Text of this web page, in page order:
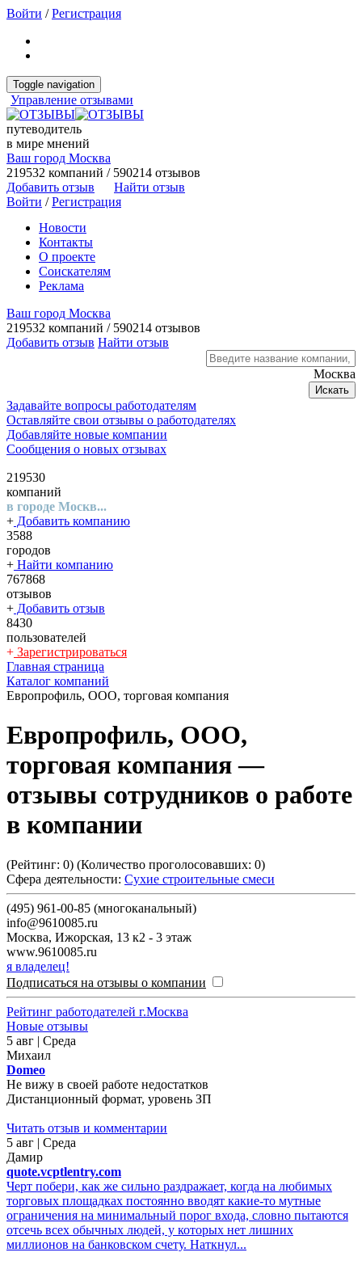
Войти /Регистрация
Toggle navigation
Управление отзывами
путеводитель
в мире мнений
Ваш город Москва
219532 компаний / 590214 отзывов
Добавить отзыв
Найти отзыв
Войти /Регистрация
Новости
Контакты
О проекте
Соискателям
Реклама
Ваш город Москва
219532 компаний / 590214 отзывов
Добавить отзыв Найти отзыв
Москва
Искать
Задавайте вопросы работодателям
Оставляйте свои отзывы о работодателях
Добавляйте новые компании
Сообщения о новых отзывах
219530
компаний
в городе Москв...
+ Добавить компанию
3588
городов
+ Найти компанию
767868
отзывов
+ Добавить отзыв
8430
пользователей
+ Зарегистрироваться
Главная страница
Каталог компаний
Европрофиль, ООО, торговая компания
Европрофиль, ООО,
торговая компания—
отзывы сотрудников о работе
в компании
(Рейтинг: 0) (Количество проголосовавших: 0)
Сфера деятельности: Сухие строительные смеси
(495) 961-00-85 (многоканальный)
info@9610085.ru
Москва, Ижорская, 13 к2 - 3 этаж
www.9610085.ru
я владелец!
Подписаться на отзывы о компании
Рейтинг работодателей г.Москва
Новые отзывы
5 авг | Среда
Михаил
Domeo
Не вижу в своей работе недостатков
Дистанционный формат, уровень ЗП
Читать отзыв и комментарии
5 авг | Среда
Дамир
quote.vcptlentry.com
Черт побери, как же сильно раздражает, когда на любимых
торговых площадках постоянно вводят какие-то мутные
ограничения на минимальный порог входа, словно пытаются
отсечь всех обычных людей, у которых нет лишних
миллионов на банковском счету. Наткнул...